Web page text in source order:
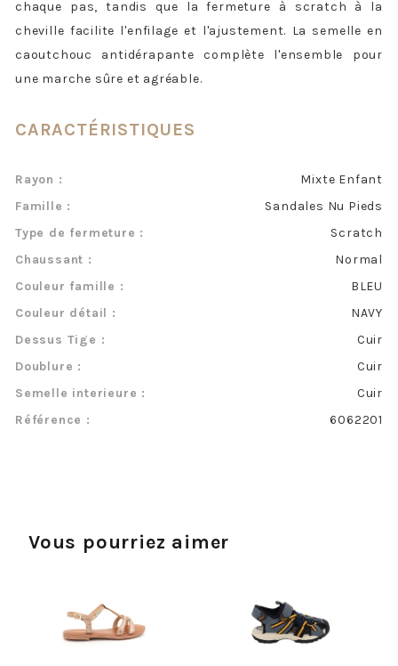
chaque pas, tandis que la fermeture à scratch à la
cheville facilite l'enfilage et l'ajustement. La semelle en
caoutchouc antidérapante complète l'ensemble pour
une marche sûre et agréable.
CARACTÉRISTIQUES
Rayon :
Mixte Enfant
Famille :
Sandales Nu Pieds
Type de fermeture :
Scratch
Chaussant :
Normal
Couleur famille :
BLEU
Couleur détail :
NAVY
Dessus Tige :
Cuir
Doublure :
Cuir
Semelle interieure :
Cuir
Référence :
6062201
Vous pourriez aimer